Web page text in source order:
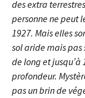
des extra
personne ne peut
1927. Mais elles
sol aride mais pas
de long et
profondeur.
pas un brin de